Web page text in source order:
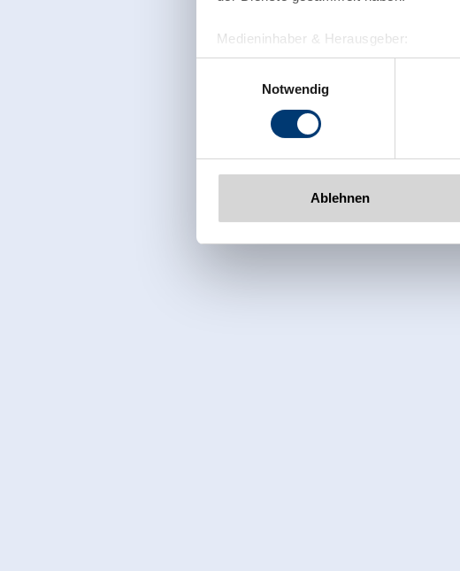
Medieninhaber & Herausgeber:
Zeller Bergbahnen Zillertal GmbH &
Rohr 23// A-6280 Zell am Ziller
www.zillertalarena.com
Notwendig
Ablehnen